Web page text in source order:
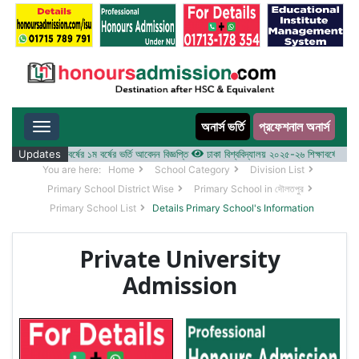
Toggle navigation অনার্স ভর্তি প্রফেশনাল অনার্স
Updates
২০২৫-২৬ শিক্ষাবর্ষের ১ম বর্ষের ভর্তি আবেদন বিজ্ঞপ্তি ঢাকা বিশ্ববিদ্যালয় ২০২৫-২৬ শিক্ষাবর্ষে
You are here: Home School Category
Division List
Primary School District Wise
Primary School in দৌলতপুর
Primary School List
Details Primary School's Information
Private University
Admission